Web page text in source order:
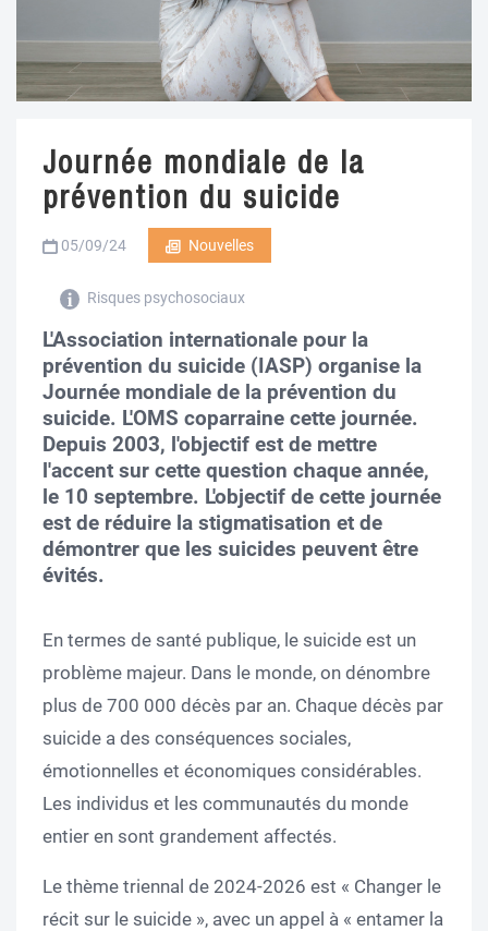
Journée mondiale de la
prévention du suicide
05/09/24 Nouvelles
Risques psychosociaux
L'Association internationale pour la
prévention du suicide (IASP) organise la
Journée mondiale de la prévention du
suicide. L'OMS coparraine cette journée.
Depuis 2003, l'objectif est de mettre
l'accent sur cette question chaque année,
le 10 septembre. L'objectif de cette journée
est de réduire la stigmatisation et de
démontrer que les suicides peuvent être
évités.
En termes de santé publique, le suicide est un
problème majeur. Dans le monde, on dénombre
plus de 700 000 décès par an. Chaque décès par
suicide a des conséquences sociales,
émotionnelles et économiques considérables.
Les individus et les communautés du monde
entier en sont grandement affectés.
Le thème triennal de 2024-2026 est « Changer le
récit sur le suicide », avec un appel à « entamer la